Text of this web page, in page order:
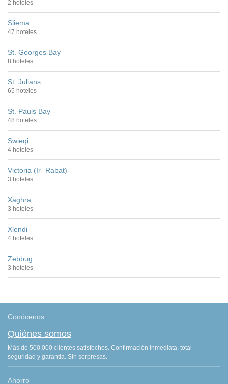
2 hoteles
Sliema
47 hoteles
St. Georges Bay
8 hoteles
St. Julians
65 hoteles
St. Pauls Bay
48 hoteles
Swieqi
4 hoteles
Victoria (Ir- Rabat)
3 hoteles
Xaghra
3 hoteles
Xlendi
4 hoteles
Zebbug
3 hoteles
Conócenos
Quiénes somos
Más de 500.000 clientes satisfechos. Confirmación inmediata, total
seguridad y garantía. Sin sorpresas.
Ahorro